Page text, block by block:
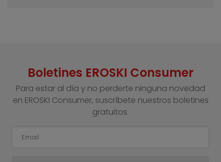
Boletines EROSKI Consumer
Para estar al día y no perderte ninguna novedad
en EROSKI Consumer, suscríbete nuestros boletines
gratuitos.